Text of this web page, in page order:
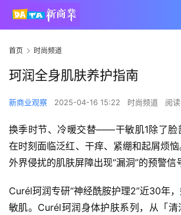
首页 时尚频道
珂润全身肌肤养护指南
新商业观察 2025-04-16 15:22 时尚频道 阅
换季时节、冷暖交替——干敏肌1除了脸
在时刻面临泛红、干痒、紧绷和起屑烦
外界侵扰的肌肤屏障出现“漏洞”的预警信
Curél珂润专研“神经酰胺护理2”近30年
敏肌。Curél珂润身体护肤系列，从「清